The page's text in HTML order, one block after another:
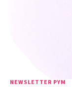
NEWSLETTER PYM